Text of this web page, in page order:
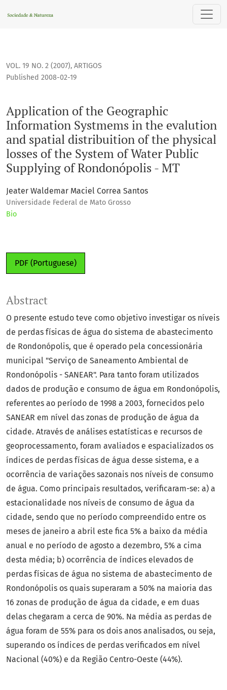
Application of the Geographic Information Systmems in
VOL. 19 NO. 2 (2007), ARTIGOS
Application of the Geographic
Information Systmems in the evalution
and spatial distribuition of the physical
losses of the System of Water Public
Supplying of Rondonópolis - MT
Published 2008-02-19
Jeater Waldemar Maciel Correa Santos
Universidade Federal de Mato Grosso
Bio
PDF (Portuguese)
Abstract
O presente estudo teve como objetivo investigar os níveis
de perdas físicas de água do sistema de abastecimento
de Rondonópolis, que é operado pela concessionária
municipal "Serviço de Saneamento Ambiental de
Rondonópolis - SANEAR". Para tanto foram utilizados
dados de produção e consumo de água em Rondonópolis,
referentes ao período de 1998 a 2003, fornecidos pelo
SANEAR em nível das zonas de produção de água da
cidade. Através de análises estatísticas e recursos de
geoprocessamento, foram avaliados e espacializados os
índices de perdas físicas de água desse sistema, e a
ocorrência de variações sazonais nos níveis de consumo
de água. Como principais resultados, verificaram-se: a) a
estacionalidade nos níveis de consumo de água da
cidade, sendo que no período compreendido entre os
meses de janeiro a abril este fica 5% a baixo da média
anual e no período de agosto a dezembro, 5% a cima
desta média; b) ocorrência de índices elevados de
perdas físicas de água no sistema de abastecimento de
Rondonópolis os quais superaram a 50% na maioria das
16 zonas de produção de água da cidade, e em duas
delas chegaram a cerca de 90%. Na média as perdas de
água foram de 55% para os dois anos analisados, ou seja,
superando os índices de perdas verificados em nível
Nacional (40%) e da Região Centro-Oeste (44%).